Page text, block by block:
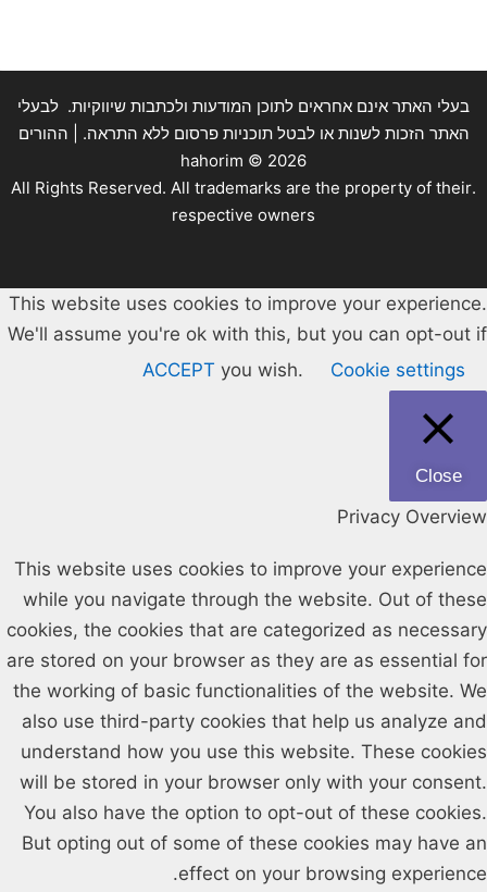
בעלי האתר אינם אחראים לתוכן המודעות ולכתבות שיווקיות. לבעלי
האתר הזכות לשנות או לבטל תוכניות פרסום ללא התראה. | ההורים
hahorim © 2026
.All Rights Reserved. All trademarks are the property of their
respective owners
This website uses cookies to improve your experience.
We'll assume you're ok with this, but you can opt-out if
you wish.
Cookie settings
ACCEPT
Close
Privacy Overview
This website uses cookies to improve your experience
while you navigate through the website. Out of these
cookies, the cookies that are categorized as necessary
are stored on your browser as they are as essential for
the working of basic functionalities of the website. We
also use third-party cookies that help us analyze and
understand how you use this website. These cookies
will be stored in your browser only with your consent.
You also have the option to opt-out of these cookies.
But opting out of some of these cookies may have an
effect on your browsing experience.